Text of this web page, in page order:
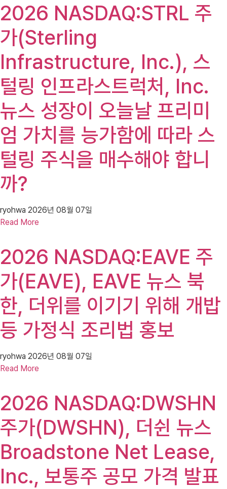
2026 NASDAQ:STRL 주
가(Sterling
Infrastructure, Inc.), 스
털링 인프라스트럭처, Inc.
뉴스 성장이 오늘날 프리미
엄 가치를 능가함에 따라 스
털링 주식을 매수해야 합니
까?
ryohwa 2026년 08월 07일
Read More
2026 NASDAQ:EAVE 주
가(EAVE), EAVE 뉴스 북
한, 더위를 이기기 위해 개밥
등 가정식 조리법 홍보
ryohwa 2026년 08월 07일
Read More
2026 NASDAQ:DWSHN
주가(DWSHN), 더쉰 뉴스
Broadstone Net Lease,
Inc., 보통주 공모 가격 발표